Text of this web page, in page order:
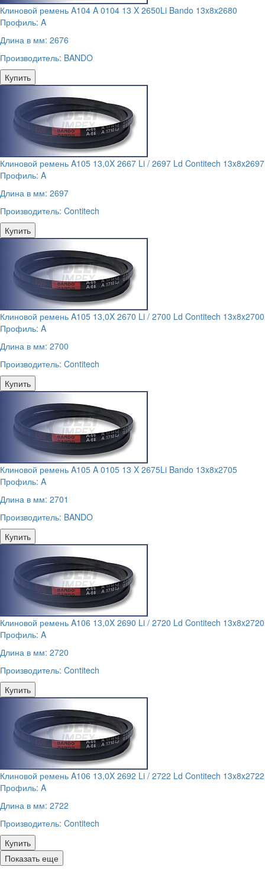
Клиновой ремень A104 A 0104 13 X 2650Li Bando 13x8x2680
Профиль: A
Длина в мм: 2676
Производитель: BANDO
Купить
Клиновой ремень A105 13,0X 2667 Li / 2697 Ld Contitech 13x8x2697
Профиль: A
Длина в мм: 2697
Производитель: Contitech
Купить
Клиновой ремень A105 13,0X 2670 Li / 2700 Ld Contitech 13x8x2700
Профиль: A
Длина в мм: 2700
Производитель: Contitech
Купить
Клиновой ремень A105 A 0105 13 X 2675Li Bando 13x8x2705
Профиль: A
Длина в мм: 2701
Производитель: BANDO
Купить
Клиновой ремень A106 13,0X 2690 Li / 2720 Ld Contitech 13x8x2720
Профиль: A
Длина в мм: 2720
Производитель: Contitech
Купить
Клиновой ремень A106 13,0X 2692 Li / 2722 Ld Contitech 13x8x2722
Профиль: A
Длина в мм: 2722
Производитель: Contitech
Купить
Показать еще